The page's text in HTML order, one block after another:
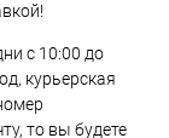
с 10:00 до
курьерская
то вы будете